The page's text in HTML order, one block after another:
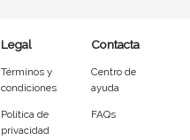
Asistente
Legal
Términos y
condiciones
Política de
privacidad
Contacta
Centro de
ayuda
FAQs